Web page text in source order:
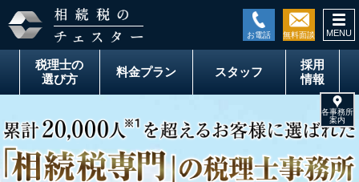
税理士の
選び方
料金プラン スタッフ
採用
情報